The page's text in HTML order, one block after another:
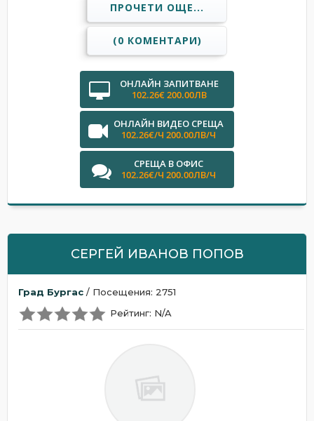
ПРОЧЕТИ ОЩЕ...
(0 КОМЕНТАРИ)
ОНЛАЙН ЗАПИТВАНЕ
102.26€ 200.00ЛВ
ОНЛАЙН ВИДЕО СРЕЩА
102.26€/Ч 200.00ЛВ/Ч
СРЕЩА В ОФИС
102.26€/Ч 200.00ЛВ/Ч
СЕРГЕЙ ИВАНОВ ПОПОВ
Град Бургас / Посещения: 2751
Рейтинг: N/A